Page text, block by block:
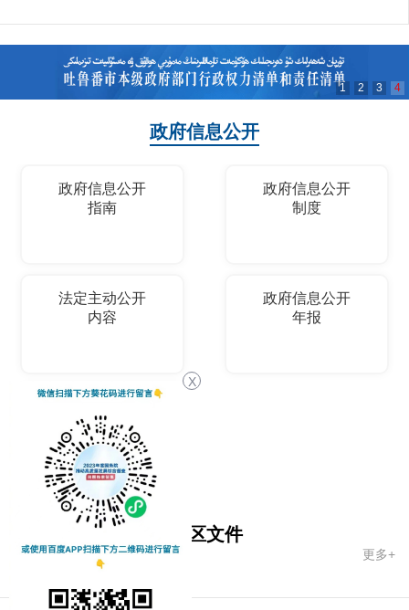
1 2 3 4
政府信息公开
政府信息公开
指南
政府信息公开
制度
法定主动公开
内容
政府信息公开
年报
国务院文件 自治区文件
市政府文件
更多+
X